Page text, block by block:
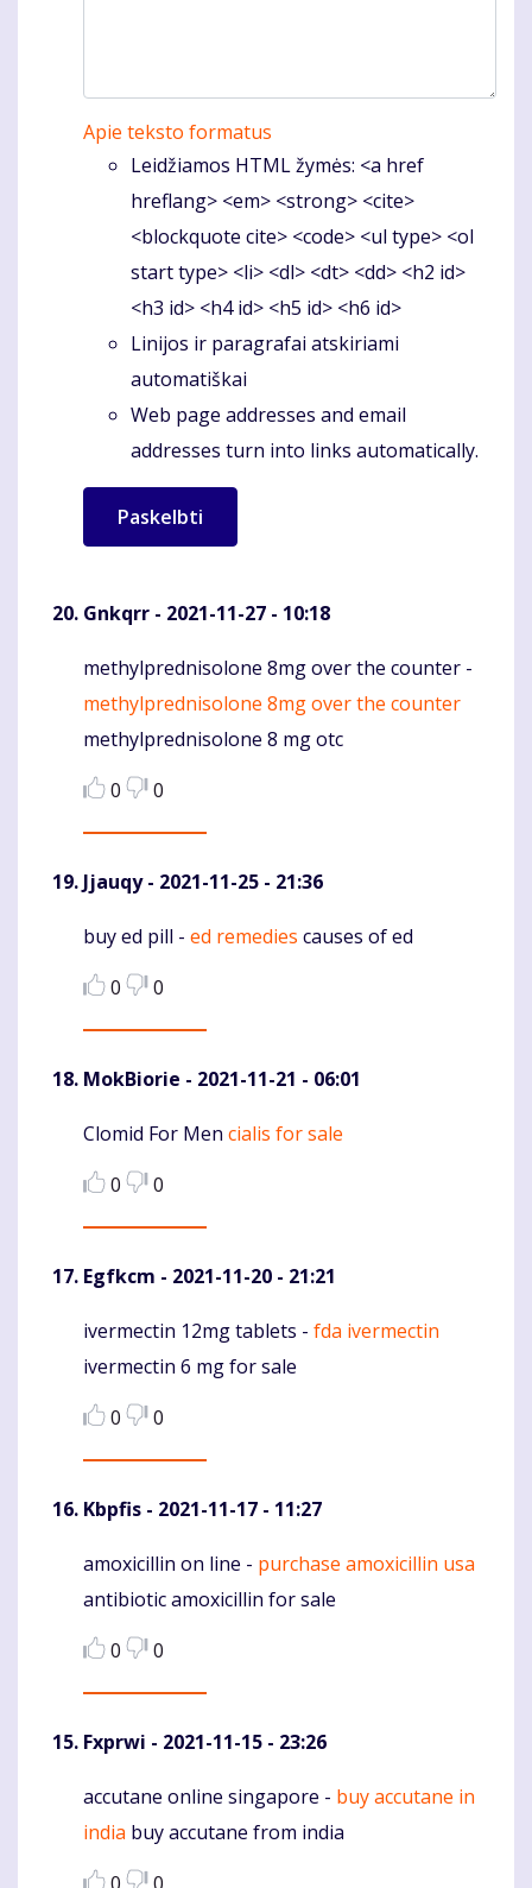
Apie teksto formatus
Leidžiamos HTML žymės: <a href
hreflang> <em> <strong> <cite>
<blockquote cite> <code> <ul type> <ol
start type> <li> <dl> <dt> <dd> <h2 id>
<h3 id> <h4 id> <h5 id> <h6 id>
Linijos ir paragrafai atskiriami
automatiškai
Web page addresses and email
addresses turn into links automatically.
Gnkqrr - 2021-11-27 - 10:18
Komentaras
methylprednisolone 8mg over the counter -
methylprednisolone 8mg over the counter
methylprednisolone 8 mg otc
0
0
Jjauqy- 2021-11-25 - 21:36
Komentaras
buy ed pill - ed remedies causes of ed
0
0
MokBiorie - 2021-11-21 - 06:01
Komentaras
Clomid For Men cialis for sale
0
0
Egfkcm - 2021-11-20 - 21:21
Komentaras
ivermectin 12mg tablets - fda ivermectin
ivermectin 6 mg for sale
0
0
Kbpfis - 2021-11-17 - 11:27
Komentaras
amoxicillin on line - purchase amoxicillin usa
antibiotic amoxicillin for sale
0
0
Fxprwi - 2021-11-15 - 23:26
Komentaras
accutane online singapore - buy accutane in
india buy accutane from india